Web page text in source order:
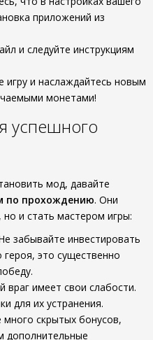
приложений из
и следуйте инструкциям
игру и наслаждайтесь новым
монетами!
успешного
мод, давайте
по прохождению. Они
и стать мастером игры:
забывайте инвестировать
это существенно
враг имеет свои слабости.
для их устранения.
много скрытых бонусов,
дополнительные